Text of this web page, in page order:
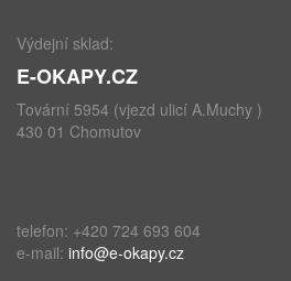
Výdejní sklad:
E-OKAPY.CZ
Tovární 5954 (vjezd ulicí A.Muchy )
430 01 Chomutov
telefon: +420 724 693 604
e-mail: info@e-okapy.cz